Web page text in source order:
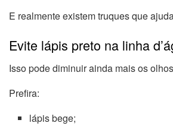
E realmente existem truques que
Evite lápis preto na linha
Isso pode diminuir ainda mais os
Prefira:
lápis bege;